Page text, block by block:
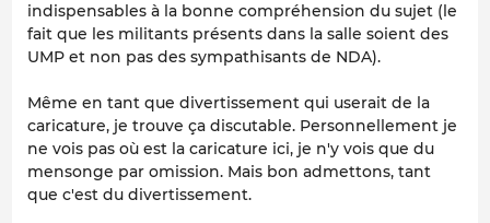
indispensables à la bonne compréhension du sujet (le
fait que les militants présents dans la salle soient des
UMP et non pas des sympathisants de NDA).
Même en tant que divertissement qui userait de la
caricature, je trouve ça discutable. Personnellement je
ne vois pas où est la caricature ici, je n'y vois que du
mensonge par omission. Mais bon admettons, tant
que c'est du divertissement.